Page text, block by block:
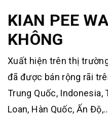
KIAN PEE
KHÔNG
Xuất hiện trên thị
đã được bán rộng rãi
Trung Quốc, Indonesia,
Loan, Hàn Quốc, Ấn